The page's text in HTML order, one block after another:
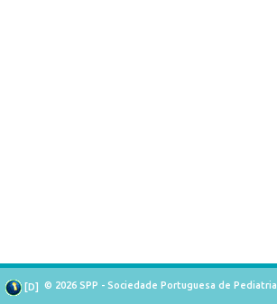
[D] © 2026 SPP - Sociedade Portuguesa de Pediatria